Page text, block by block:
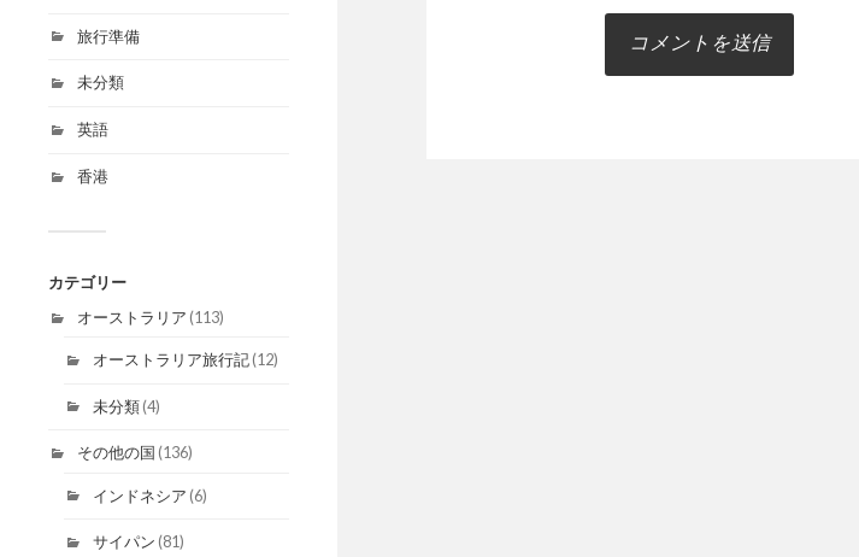
旅行準備
未分類
英語
香港
カテゴリー
オーストラリア (113)
オーストラリア旅行記(12)
未分類(4)
その他の国 (136)
インドネシア (6)
サイパン (81)